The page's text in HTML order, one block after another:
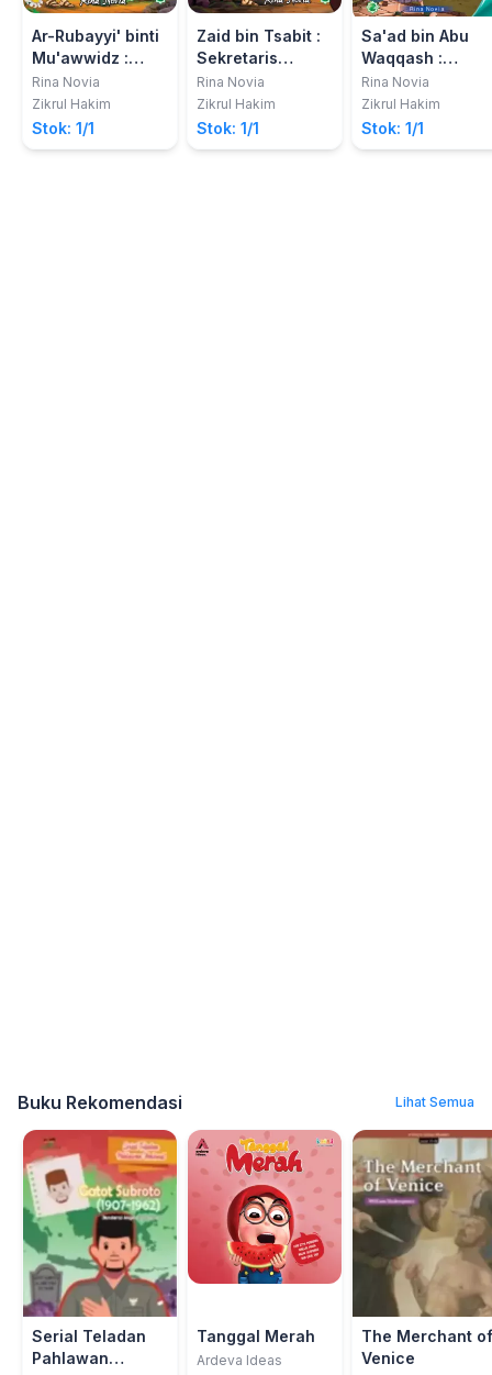
Ar-Rubayyi' binti
Mu'awwidz :
Anak Perempuan
Penyambut Tamu
Rina Novia
Zikrul Hakim
Stok: 1/1
Zaid bin Tsabit :
Sekretaris
Rasulullah
Rina Novia
Zikrul Hakim
Stok: 1/1
Sa'ad bin Abu
Waqqash :
Panglima Yang
Teguh Pada
Kebenaran
Rina Novia
Zikrul Hakim
Stok: 1/1
Buku Rekomendasi Lihat Semua
Serial Teladan
Pahlawan
Tanggal Merah
Ardeva Ideas
The Merchant of
Venice